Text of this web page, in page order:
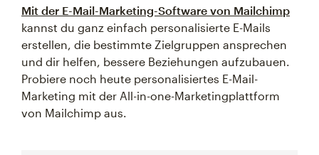
Mit der E-Mail-Marketing-Software von Mailchimp
kannst du ganz einfach personalisierte E-Mails
erstellen, die bestimmte Zielgruppen ansprechen
und dir helfen, bessere Beziehungen aufzubauen.
Probiere noch heute personalisiertes E-Mail-
Marketing mit der All-in-one-Marketingplattform
von Mailchimp aus.